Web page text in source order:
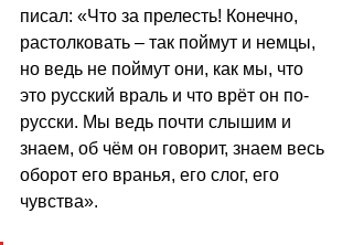
писал: «Что за прелесть! Конечно,
растолковать – так поймут и немцы,
но ведь не поймут они, как мы, что
это русский враль и что врёт он по-
русски. Мы ведь почти слышим и
знаем, об чём он говорит, знаем весь
оборот его вранья, его слог, его
чувства».